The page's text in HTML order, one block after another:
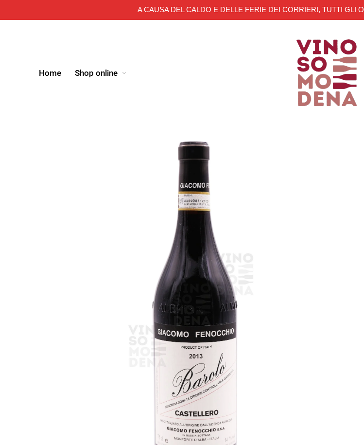
A CAUSA DEL CALDO E DELLE FERIE DEI CORRIERI, TUTTI GLI
Home Shop online